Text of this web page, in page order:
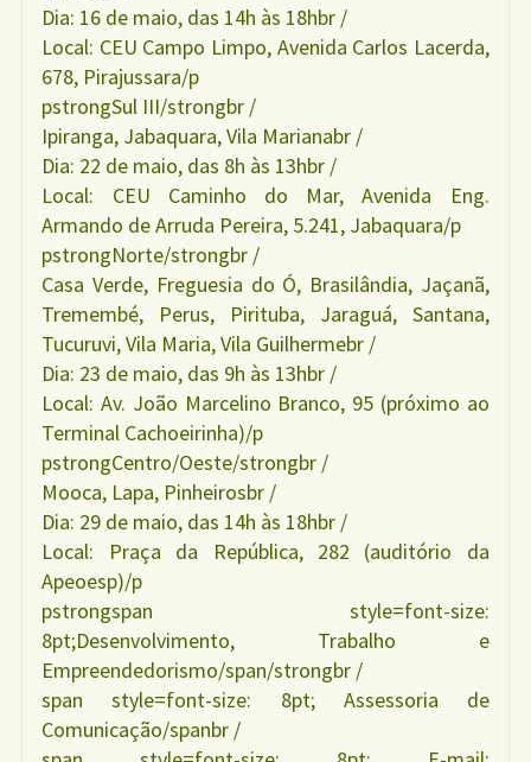
Dia: 16 de maio, das 14h às 18hbr /
Local: CEU Campo Limpo, Avenida Carlos Lacerda,
678, Pirajussara/p
pstrongSul III/strongbr /
Ipiranga, Jabaquara, Vila Marianabr /
Dia: 22 de maio, das 8h às 13hbr /
Local: CEU Caminho do Mar, Avenida Eng.
Armando de Arruda Pereira, 5.241, Jabaquara/p
pstrongNorte/strongbr /
Casa Verde, Freguesia do Ó, Brasilândia, Jaçanã,
Tremembé, Perus, Pirituba, Jaraguá, Santana,
Tucuruvi, Vila Maria, Vila Guilhermebr /
Dia: 23 de maio, das 9h às 13hbr /
Local: Av. João Marcelino Branco, 95 (próximo ao
Terminal Cachoeirinha)/p
pstrongCentro/Oeste/strongbr /
Mooca, Lapa, Pinheirosbr /
Dia: 29 de maio, das 14h às 18hbr /
Local: Praça da República, 282 (auditório da
Apeoesp)/p
pstrongspan style=font-size:
8pt;Desenvolvimento, Trabalho e
Empreendedorismo/span/strongbr /
span style=font-size: 8pt; Assessoria de
Comunicação/spanbr /